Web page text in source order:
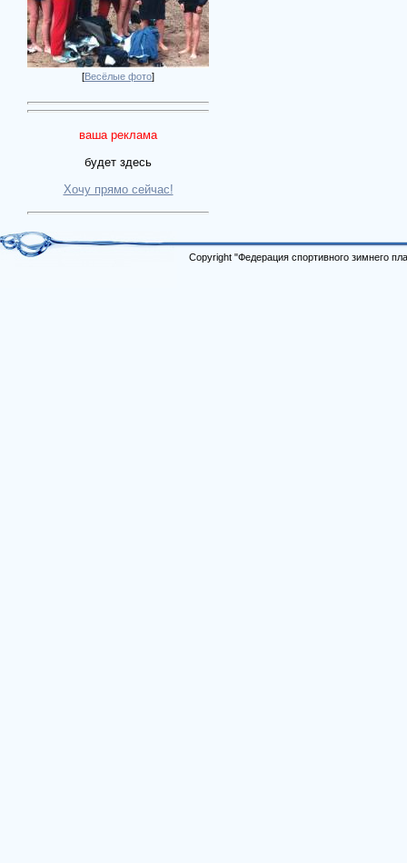
[Весёлые фото]
ваша реклама
будет здесь
Хочу прямо сейчас!
Copyright "Федерация спортивного зимнего